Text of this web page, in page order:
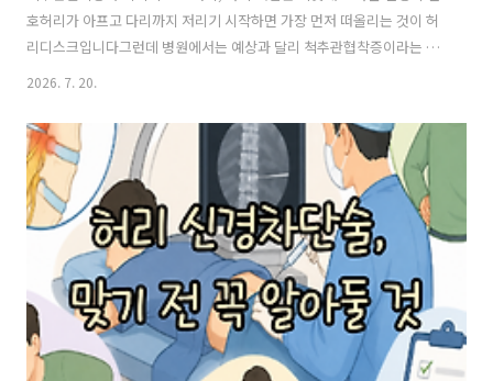
호허리가 아프고 다리까지 저리기 시작하면 가장 먼저 떠올리는 것이 허
리디스크입니다그런데 병원에서는 예상과 달리 척추관협착증이라는 진
단을 받기도 합니다둘 다 허리가 아프고 엉덩이부터 다리까지 저릴 수 있
세히 살펴보면 의외로 차이가 있습니다특히 걷다가 자꾸 쉬게 되는지, 허
리를 숙였을 때 편해지는지가 중요한 힌트가 될 수 있습니다둘 다 다리가
저린데 무엇이 다를까?허리디스크는 척추뼈 사이에 있는 디스크가 튀어
나오거나 손상되면서 주변 신경을 자극해 통증이 나타날 수 있습니다반
면 척추관협착증은 신경이 지나가는 통로인 척추관이나 신경이 나가는
길이 좁아지면서 신경을 압박하는 질환입..
2026. 7. 20.